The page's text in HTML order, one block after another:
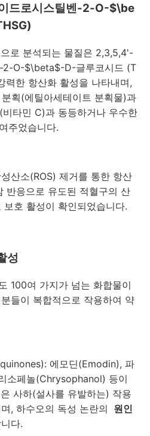
드로시스틸벤-2-O-$\be
로 분석되는 물질은 2,3,5,4'-
2-O-$\beta$-D-글루코시드 (T
력한 항산화 활성을 나타내며,
획(에틸아세테이트 분획물)과
타민 C)과 동등하거나 우수한
주었습니다.
산소(ROS) 제거를 통한 항산
반응으로 유도된 적혈구의 산
호 활성이 확인되었습니다.
성
100여 가지가 넘는 화합물이
들이 복합적으로 작용하여 약
에모딘(Emodin), 파
소페놀(Chrysophanol) 등이
사하(설사를 유발하는) 작용
, 하수오의 독성 논란의 원인
다.